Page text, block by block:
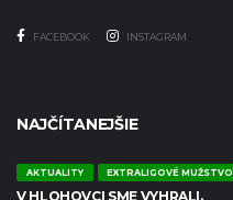
FACEBOOK INSTAGRAM
NAJČÍTANEJŠIE
AKTUALITY EXTRALIGOVÉ MUŽSTVO
V HLOHOVCI SME VYHRALI.